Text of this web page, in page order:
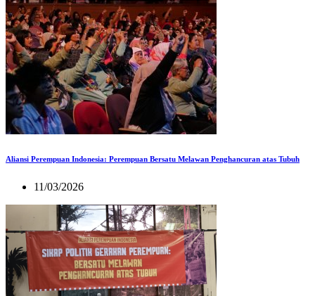
Aliansi Perempuan Indonesia: Perempuan Bersatu Melawan Penghancuran atas Tubuh
11/03/2026